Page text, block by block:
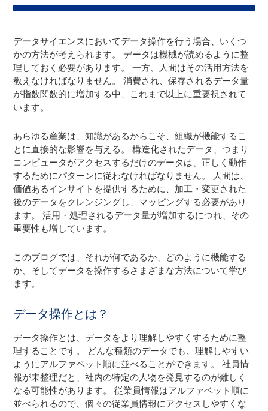
データサイエンスにおいてデータ操作を行う場合、いくつ
かの方法が考えられます。 データは機械が読めるように整
理しておく必要があります。 一方、人間はその活用方法を
教えなければなりません。 消費され、保存されるデータ量
が指数関数的に増加する中、これまで以上に重要視されて
います。
あらゆる産業は、知識があるからこそ、組織が機能するこ
とに直接的な影響を与える。 構造化されたデータ、つまり
コンピュータがアクセスするだけのデータは、正しく動作
するためにパターンに従わなければなりません。 人間は、
価値あるインサイトを提供するために、加工・変更された
後のデータをクレンジングし、マッピングする必要があり
ます。 活用・処理されるデータ量が増加するにつれ、その
重要性も増しています。
このブログでは、それが何であるか、どのように機能する
か、そしてデータを操作するさまざまな方法について学び
ます。
データ操作とは？
データ操作とは、データをより理解しやすくするために整
理することです。 どんな種類のデータでも、理解しやすい
ようにアルファベット順に並べることができます。 社員情
報が未整理だと、社内の特定の人物を発見するのが難しく
なる可能性があります。 従業員情報はアルファベット順に
並べられるので、個々の従業員情報にアクセスしやすくな